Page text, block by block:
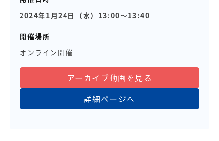
2024年1月24日（水）13:00～13:40
開催場所
オンライン開催
アーカイブ動画を見る
詳細ページへ